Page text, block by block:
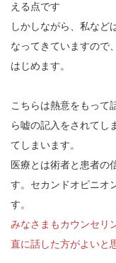
える点です
しかしながら、私など
なってきていますので
はじめます。
こちらは熱意をもって
ら嘘の記入をされてし
てしまいます。
医療とは術者と患者の
す。セカンドオピニオ
す。
みなさまもカウンセリ
直に話した方がよいと